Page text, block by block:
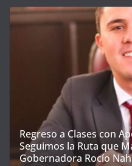
Regreso a Clases con
Seguimos la Ruta que
Gobernadora Rocío